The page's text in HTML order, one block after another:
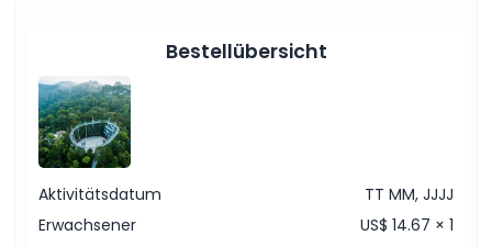
So lösen Sie ein
Stornierungsbedingungen
Bestellübersicht
Aktivitätsdatum
TT MM, JJJJ
Erwachsener
US$ 14.67 × 1